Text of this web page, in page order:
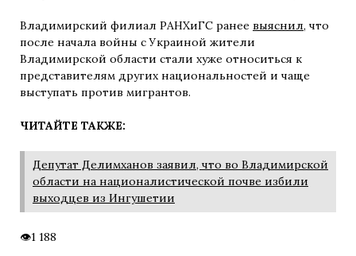
Владимирский филиал РАНХиГС ранее выяснил, что
после начала войны с Украиной жители
Владимирской области стали хуже относиться к
представителям других национальностей и чаще
выступать против мигрантов.
ЧИТАЙТЕ ТАКЖЕ:
Депутат Делимханов заявил, что во Владимирской
области на националистической почве избили
выходцев из Ингушетии
1 188